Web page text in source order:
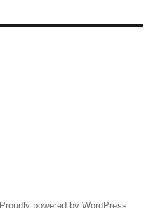
Proudly powered by WordPress